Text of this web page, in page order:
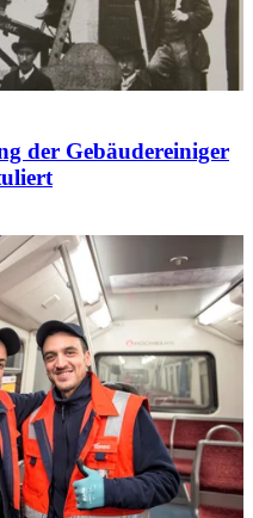
der Gebäudereiniger